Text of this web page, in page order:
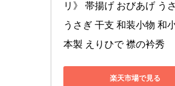
リ》 帯揚げ おびあげ う
うさぎ 干支 和装小物 和
本製 えりひで 襟の衿秀
楽天市場で見る